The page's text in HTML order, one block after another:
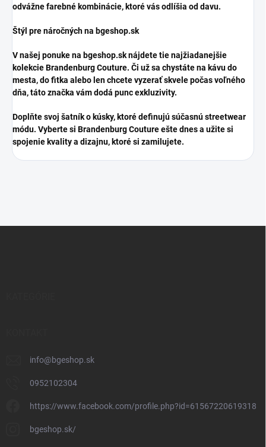
odvážne farebné kombinácie, ktoré vás odlíšia od davu.
​Štýl pre náročných na bgeshop.sk
​V našej ponuke na bgeshop.sk nájdete tie najžiadanejšie
kolekcie Brandenburg Couture. Či už sa chystáte na kávu do
mesta, do fitka alebo len chcete vyzerať skvele počas voľného
dňa, táto značka vám dodá punc exkluzivity.
​Doplňte svoj šatník o kúsky, ktoré definujú súčasnú streetwear
módu. Vyberte si Brandenburg Couture ešte dnes a užite si
spojenie kvality a dizajnu, ktoré si zamilujete.
info@bgeshop.sk
0952102304
https://www.facebook.com/profile.php?id=61567220619318
bgeshop.sk/